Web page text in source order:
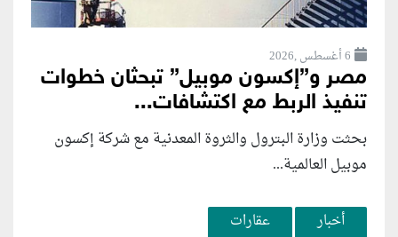
6 أغسطس ,2026
مصر و”إكسون موبيل” تبحثان خطوات
تنفيذ الربط مع اكتشافات...
بحثت وزارة البترول والثروة المعدنية مع شركة إكسون
موبيل العالمية...
أخبار عقارات